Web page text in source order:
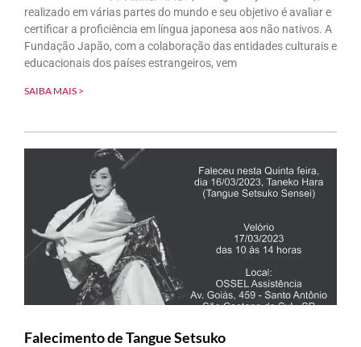
realizado em várias partes do mundo e seu objetivo é avaliar e
certificar a proficiência em língua japonesa aos não nativos. A
Fundação Japão, com a colaboração das entidades culturais e
educacionais dos países estrangeiros, vem
SAIBA MAIS >
Falecimento de Tangue Setsuko